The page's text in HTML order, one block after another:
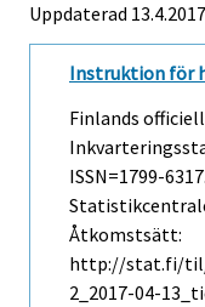
Uppdaterad 13.4.2017
Instruktion för
Finlands
ISSN=1799-6317.
Åtkomstsätt:
http://stat.fi/til/
2_2017-04-